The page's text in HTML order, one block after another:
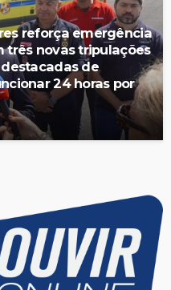
reforça emergência
três novas tripulações
de
24 horas por